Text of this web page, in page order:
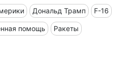
Дональд Трамп F-16
помощь Ракеты